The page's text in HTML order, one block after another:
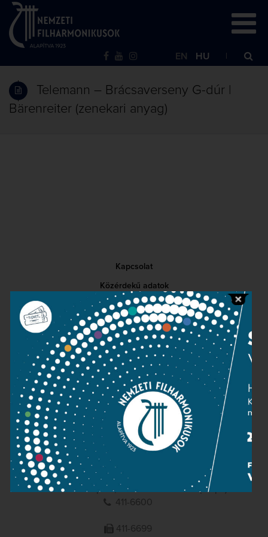
EN HU
Telemann – Brácsaverseny G-dúr |
Bärenreiter (zenekari anyag)
Kapcsolat
Közérdekű adatok
Sajtószoba
Adatvédelem
Impresszum
NEMZETI
FILHARMONIKUSOK
1095 Budapest, Komor Marcell u. 1. (Müpa)
411-6600
411-6699